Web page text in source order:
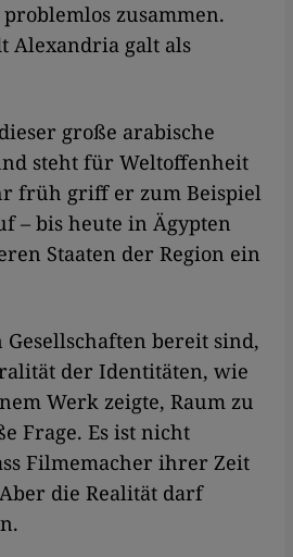
zusammen.
Alexandria galt als
große arabische
steht für Weltoffenheit
früh griff er zum Beispiel
– bis heute in Ägypten
Staaten der Region ein
Gesellschaften bereit sind,
der Identitäten, wie
Werk zeigte, Raum zu
Frage. Es ist nicht
Filmemacher ihrer Zeit
die Realität darf